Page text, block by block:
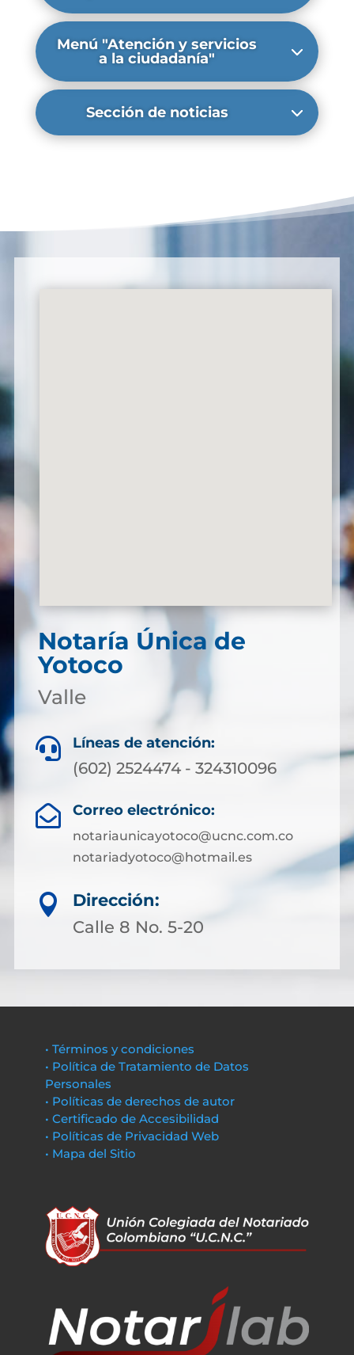
Menú "Atención y servicios
a la ciudadanía"
Sección de noticias
Notaría Única de
Yotoco
Valle
 Líneas de atención:
(602) 2524474 - 324310096
 Correo electrónico:
notariaunicayotoco@ucnc.com.co
notariadyotoco@hotmail.es

Dirección:
Calle 8 No. 5-20
• Términos y condiciones
• Política de Tratamiento de Datos
Personales
• Políticas de derechos de autor
• Certificado de Accesibilidad
• Políticas de Privacidad Web
• Mapa del Sitio